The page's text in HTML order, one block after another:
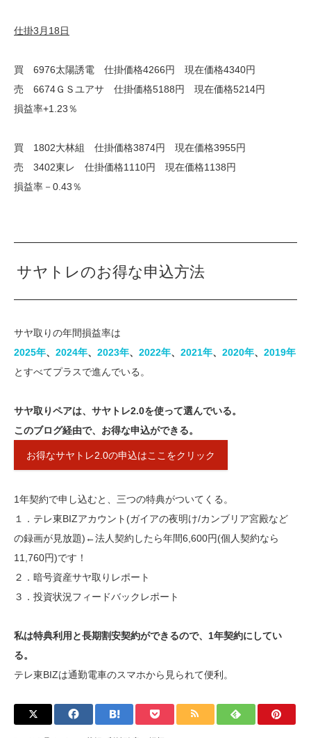
仕掛3月18日
買 6976太陽誘電 仕掛価格4266円 現在価格4340円
売 6674ＧＳユアサ 仕掛価格5188円 現在価格5214円
損益率+1.23％
買 1802大林組 仕掛価格3874円 現在価格3955円
売 3402東レ 仕掛価格1110円 現在価格1138円
損益率－0.43％
サヤトレのお得な申込方法
サヤ取りの年間損益率は
2025年、 2024年、 2023年​、 ​2022年​、​ 2021年​、​​ 2020年​、 2019年
とすべてプラスで進んでいる。
サヤ取りペアは、サヤトレ2.0を使って選んでいる。
このブログ経由で、お得な申込ができる。
お得なサヤトレ2.0の申込はここをクリック
1年契約で申し込むと、三つの特典がついてくる。
１．テレ東BIZアカウント(ガイアの夜明け/カンブリア宮殿など
の録画が見放題)←法人契約したら年間6,600円(個人契約なら
11,760円)です！
２．暗号資産サヤ取りレポート
３．投資状況フィードバックレポート
私は特典利用と長期割安契約ができるので、1年契約にしてい
る。
テレ東BIZは通勤電車のスマホから見られて便利。